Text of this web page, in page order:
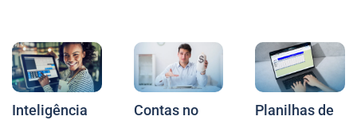
Inteligência
Contas no
Planilhas de